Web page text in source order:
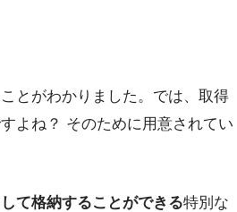
とがわかりました。では、取得
よね？ そのために用意されてい
て格納することができる特別な